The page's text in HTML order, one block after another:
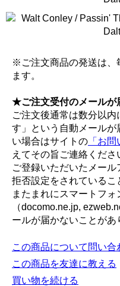
※ご注文商品の発送は、
ます。
★ご注文受付のメールが
ご注文後通常は数分以
す」という自動メール
い場合はサイトの 「お問
えてその旨ご連絡くださ
ご登録いただいたメー
拒否設定をされているこ
またまれにスマートフ
（docomo.ne.jp,
ールが届かないことがあ
この商品について問い合
この商品を友達に教える
買い物を続ける